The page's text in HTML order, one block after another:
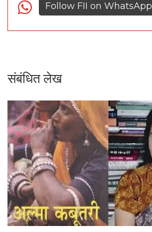
Follow FII on WhatsApp
संबंधित लेख